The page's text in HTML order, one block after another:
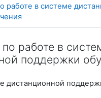
работе в системе
работе в
поддержки
дистанционной